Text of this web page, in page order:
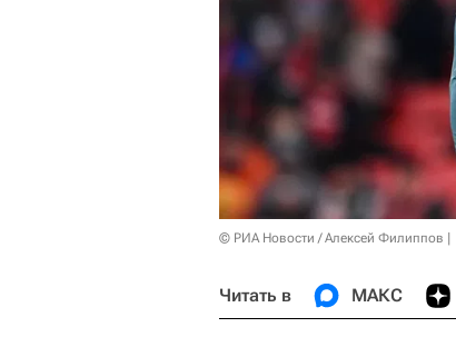
© РИА Новости / Алексей Филиппов
Читать в МАКС